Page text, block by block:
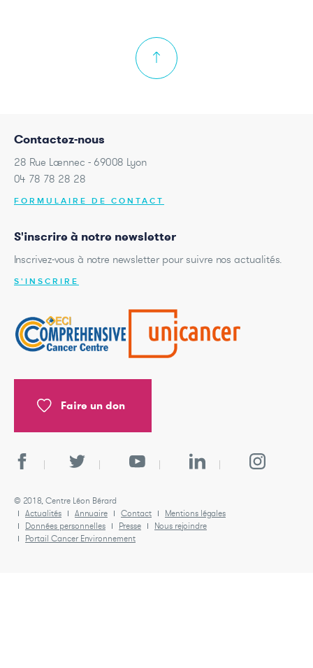
Contactez-nous
28 Rue Laennec - 69008 Lyon
04 78 78 28 28
FORMULAIRE DE CONTACT
S'inscrire à notre newsletter
Inscrivez-vous à notre newsletter pour suivre nos actualités.
S'INSCRIRE
Faire un don
© 2018, Centre Léon Bérard
Actualités
Annuaire Contact
Mentions légales
Données personnelles
Presse
Nous rejoindre
Portail Cancer Environnement